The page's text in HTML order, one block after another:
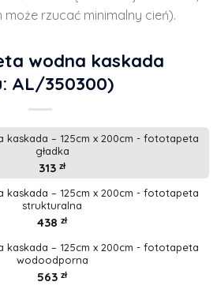
może rzucać minimalny cień).
wodna kaskada
AL/350300)
– 125cm x 200cm - fototapeta
gładka
313 zł
– 125cm x 200cm - fototapeta
strukturalna
438 zł
– 125cm x 200cm - fototapeta
wodoodporna
563 zł